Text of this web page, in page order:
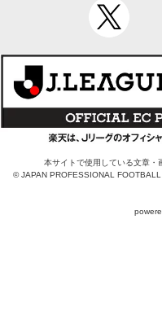
本サイトで使用している文章・
© JAPAN PROFESSIONAL